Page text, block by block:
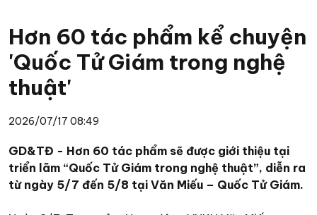
Hơn 60 tác phẩm kể chuyện
'Quốc Tử Giám trong nghệ
thuật'
2026/07/17 08:49
GD&TĐ - Hơn 60 tác phẩm sẽ được giới thiệu tại
triển lãm “Quốc Tử Giám trong nghệ thuật”, diễn ra
từ ngày 5/7 đến 5/8 tại Văn Miếu – Quốc Tử Giám.